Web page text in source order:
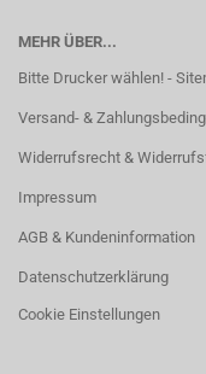
MEHR ÜBER...
Bitte Drucker wählen! -
Versand- &
Widerrufsrecht &
Impressum
AGB & Kundeninformation
Datenschutzerklärung
Cookie Einstellungen